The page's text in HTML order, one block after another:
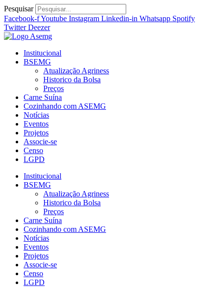
Ir
para
o
conteúdo
Pesquisar
Facebook-fYoutube Instagram Linkedin-in Whatsapp Spotify
Twitter Deezer
Institucional
BSEMG
Atualização Agriness
Historico da Bolsa
Preços
Carne Suína
Cozinhando com ASEMG
Notícias
Eventos
Projetos
Associe-se
Censo
LGPD
Institucional
BSEMG
Atualização Agriness
Historico da Bolsa
Preços
Carne Suína
Cozinhando com ASEMG
Notícias
Eventos
Projetos
Associe-se
Censo
LGPD